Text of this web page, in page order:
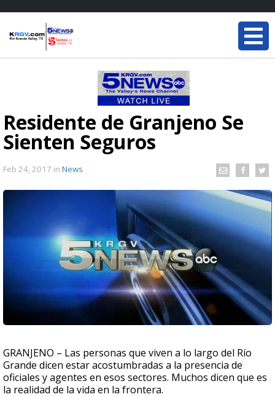
Residente de Granjeno Se
Sienten Seguros
Feb 24, 2017 in News
GRANJENO – Las personas que viven a lo largo del Río
Grande dicen estar acostumbradas a la presencia de
oficiales y agentes en esos sectores. Muchos dicen que es
la realidad de la vida en la frontera.